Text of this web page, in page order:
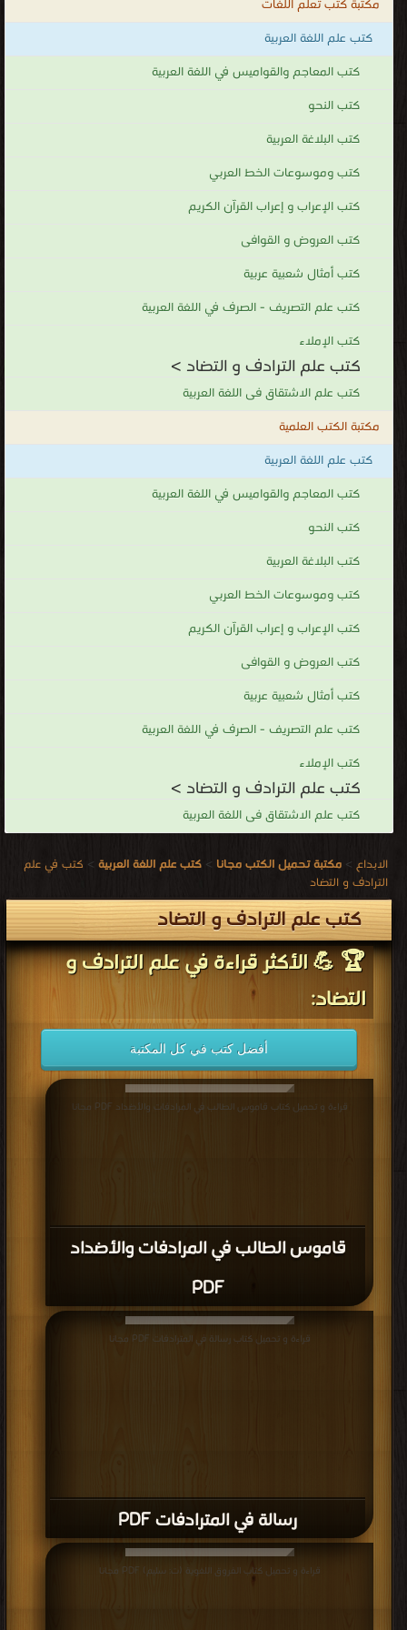
مكتبة كتب تعلم اللغات
كتب علم اللغة العربية
كتب المعاجم والقواميس في اللغة العربية
كتب النحو
كتب البلاغة العربية
كتب وموسوعات الخط العربي
كتب الإعراب و إعراب القرآن الكريم
كتب العروض و القوافى
كتب أمثال شعبية عربية
كتب علم التصريف - الصرف في اللغة العربية
كتب الإملاء
كتب علم الترادف و التضاد >
كتب علم الاشتقاق فى اللغة العربية
مكتبة الكتب العلمية
كتب علم اللغة العربية
كتب المعاجم والقواميس في اللغة العربية
كتب النحو
كتب البلاغة العربية
كتب وموسوعات الخط العربي
كتب الإعراب و إعراب القرآن الكريم
كتب العروض و القوافى
كتب أمثال شعبية عربية
كتب علم التصريف - الصرف في اللغة العربية
كتب الإملاء
كتب علم الترادف و التضاد >
كتب علم الاشتقاق فى اللغة العربية
الابداع > مكتبة تحميل الكتب مجانا > كتب علم اللغة العربية > كتب في علم
الترادف و التضاد
كتب علم الترادف و التضاد
🏆 💪 الأكثر قراءة في علم الترادف و
التضاد:
أفضل كتب في كل المكتبة
قاموس الطالب في المرادفات والأضداد
PDF
قراءة و تحميل كتاب قاموس الطالب في المرادفات والأضداد PDF مجانا
رسالة في المترادفات PDF
قراءة و تحميل كتاب رسالة في المترادفات PDF مجانا
قراءة و تحميل كتاب الفروق اللغوية (ت: سليم) PDF مجانا